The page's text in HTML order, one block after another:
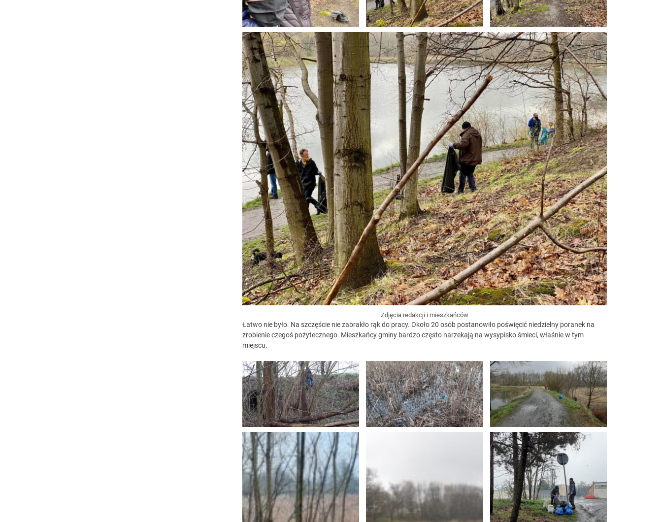
Zdjęcia redakcji i mieszkańców
Łatwo nie było. Na szczęście nie zabrakło rąk do pracy. Około 20 osób postanowiło poświęcić niedzielny poranek na
zrobienie czegoś pożytecznego. Mieszkańcy gminy bardzo często narzekają na wysypisko śmieci, właśnie w tym
miejscu.